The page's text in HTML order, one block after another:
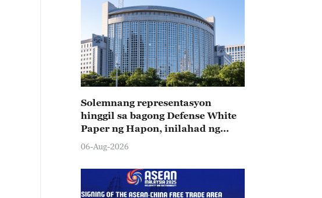
Solemnang representasyon
hinggil sa bagong Defense White
Paper ng Hapon, inilahad ng
Tsina
06-Aug-2026